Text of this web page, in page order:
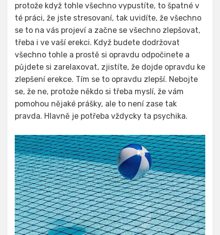
protože když tohle všechno vypustíte, to špatné v
té práci, že jste stresovaní, tak uvidíte, že všechno
se to na vás projeví a začne se všechno zlepšovat,
třeba i ve vaší erekci. Když budete dodržovat
všechno tohle a prostě si opravdu odpočinete a
půjdete si zarelaxovat, zjistíte, že dojde opravdu ke
zlepšení erekce. Tím se to opravdu zlepší. Nebojte
se, že ne, protože někdo si třeba myslí, že vám
pomohou nějaké prášky, ale to není zase tak
pravda. Hlavně je potřeba vždycky ta psychika.